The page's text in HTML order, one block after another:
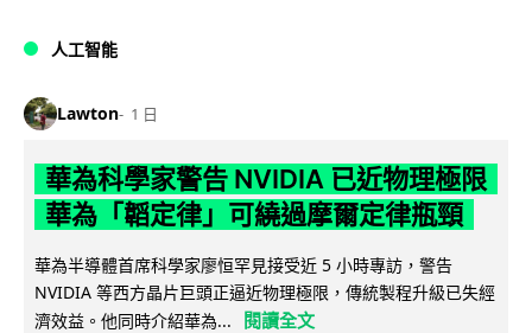
人工智能
Lawton 1 日
華為科學家警告 NVIDIA 已近物理極限
華為「韜定律」可繞過摩爾定律瓶頸
華為半導體首席科學家廖恒罕見接受近 5 小時專訪，警告
NVIDIA 等西方晶片巨頭正逼近物理極限，傳統製程升級已失經
濟效益。他同時介紹華為...
閱讀全文